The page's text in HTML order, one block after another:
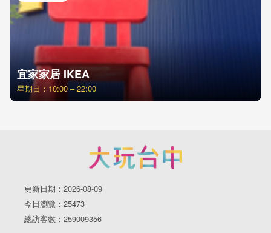
宜家家居 IKEA
星期日：10:00 – 22:00
更新日期：2026-08-09
今日瀏覽：25473
總訪客數：259009356